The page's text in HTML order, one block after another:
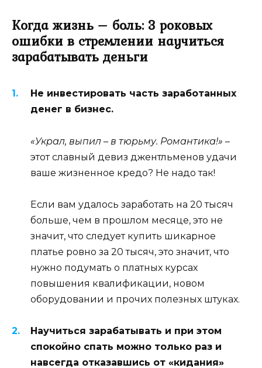
Когда жизнь – боль: 3 роковых
ошибки в стремлении научиться
зарабатывать деньги
Не инвестировать часть заработанных
денег в бизнес.
«Украл, выпил – в тюрьму. Романтика!» –
этот славный девиз джентльменов удачи
ваше жизненное кредо? Не надо так!
Если вам удалось заработать на 20 тысяч
больше, чем в прошлом месяце, это не
значит, что следует купить шикарное
платье ровно за 20 тысяч, это значит, что
нужно подумать о платных курсах
повышения квалификации, новом
оборудовании и прочих полезных штуках.
Научиться зарабатывать и при этом
спокойно спать можно только раз и
навсегда отказавшись от «кидания»